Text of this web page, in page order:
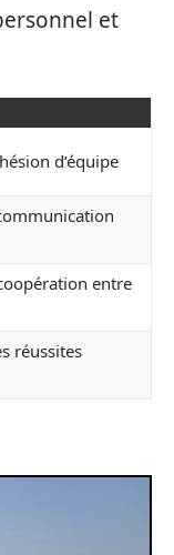
et
d’équipe
entre
réussites